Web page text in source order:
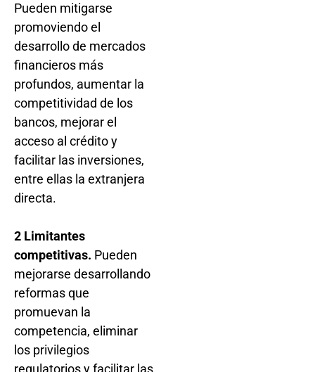
Pueden mitigarse
promoviendo el
desarrollo de mercados
financieros más
profundos, aumentar la
competitividad de los
bancos, mejorar el
acceso al crédito y
facilitar las inversiones,
entre ellas la extranjera
directa.
2 Limitantes
competitivas. Pueden
mejorarse desarrollando
reformas que
promuevan la
competencia, eliminar
los privilegios
regulatorios y facilitar las